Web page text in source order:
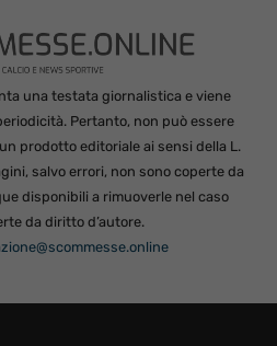
una testata giornalistica e viene
Pertanto, non può essere
prodotto editoriale ai sensi della L.
salvo errori, non sono coperte da
disponibili a rimuoverle nel caso
da diritto d’autore.